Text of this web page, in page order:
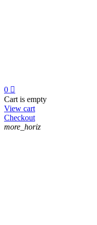
0 
Cart is empty
View cart
Checkout
more_horiz